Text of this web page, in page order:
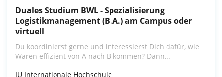
Duales Studium BWL - Spezialisierung
Logistikmanagement (B.A.) am Campus oder
virtuell
Du koordinierst gerne und interessierst Dich dafür, wie
Waren effizient von A nach B kommen? Dann...
IU Internationale Hochschule